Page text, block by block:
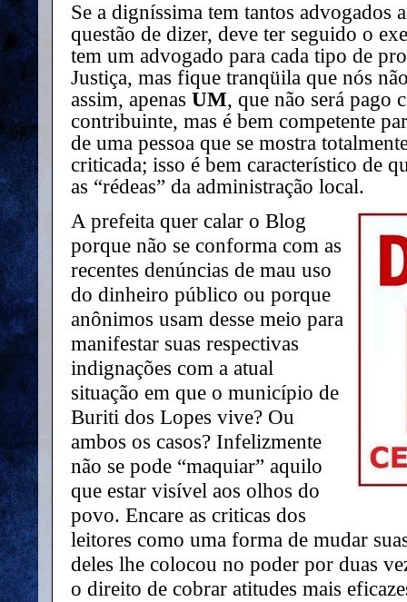
Se a digníssima tem tantos advogados
questão de dizer, deve ter seguido o
tem um advogado para cada tipo de
Justiça, mas fique tranqüila que nós
assim, apenas UM, que não será pago
contribuinte, mas é bem competente
de uma pessoa que se mostra
criticada; isso é bem característico de
as “rédeas” da administração local.
A prefeita quer calar o Blog
porque não se conforma com as
recentes denúncias de mau uso
do dinheiro público ou porque
anônimos usam desse meio para
manifestar suas respectivas
indignações com a atual
situação em que o município de
Buriti dos Lopes vive? Ou
ambos os casos? Infelizmente
não se pode “maquiar” aquilo
que estar visível aos olhos do
povo. Encare as criticas dos
leitores como uma forma de mudar
deles lhe colocou no poder por duas
o direito de cobrar atitudes mais